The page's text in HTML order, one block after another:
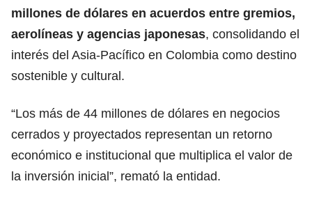
millones de dólares en acuerdos entre gremios,
aerolíneas y agencias japonesas, consolidando el
interés del Asia-Pacífico en Colombia como destino
sostenible y cultural.
“Los más de 44 millones de dólares en negocios
cerrados y proyectados representan un retorno
económico e institucional que multiplica el valor de
la inversión inicial”, remató la entidad.